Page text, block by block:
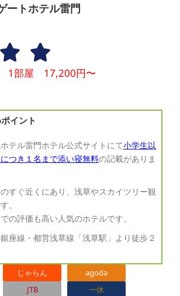
トホテル雷門
1部屋 17,200円〜
イント
テル雷門ホテル公式サイトにて小学生以
つき１名まで添い寝無料の記載がありま
すぐ近くにあり、浅草やスカイツリー観
。
の評価も高い人気のホテルです。
座線・都営浅草線「浅草駅」より徒歩２
じゃらん
agoda
JTB
一休